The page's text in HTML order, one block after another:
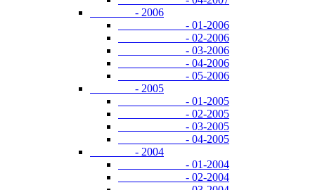
- 2006
- 01-2006
- 02-2006
- 03-2006
- 04-2006
- 05-2006
- 2005
- 01-2005
- 02-2005
- 03-2005
- 04-2005
- 2004
- 01-2004
- 02-2004